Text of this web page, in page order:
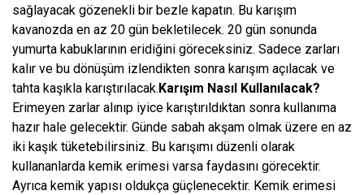
sağlayacak gözenekli bir bezle kapatın. Bu karışım
kavanozda en az 20 gün bekletilecek. 20 gün sonunda
yumurta kabuklarının eridiğini göreceksiniz. Sadece zarları
kalır ve bu dönüşüm izlendikten sonra karışım açılacak ve
tahta kaşıkla karıştırılacak.Karışım Nasıl Kullanılacak?
Erimeyen zarlar alınıp iyice karıştırıldıktan sonra kullanıma
hazır hale gelecektir. Günde sabah akşam olmak üzere en az
iki kaşık tüketebilirsiniz. Bu karışımı düzenli olarak
kullananlarda kemik erimesi varsa faydasını görecektir.
Ayrıca kemik yapısı oldukça güçlenecektir. Kemik erimesi